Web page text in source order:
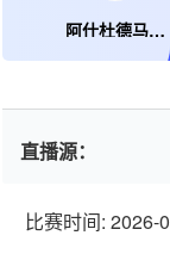
阿什杜德马卡比
直播源：
比赛时间: 2026-